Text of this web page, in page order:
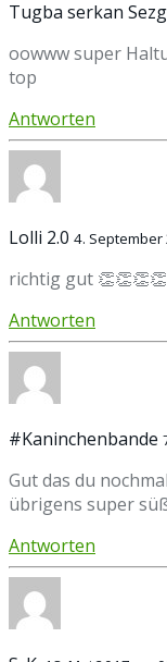
Tugba serkan
oowww super
top
Antworten
Lolli 2.0 4. September
richtig gut
Antworten
#Kaninchenbande
Gut das du
übrigens super
Antworten